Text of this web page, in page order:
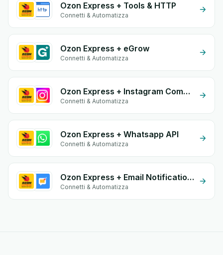
Ozon Express + Tools & HTTP
Connetti & Automatizza
Ozon Express + eGrow
Connetti & Automatizza
Ozon Express + Instagram Comment
Connetti & Automatizza
Ozon Express + Whatsapp API
Connetti & Automatizza
Ozon Express + Email Notifications by eGrow
Connetti & Automatizza